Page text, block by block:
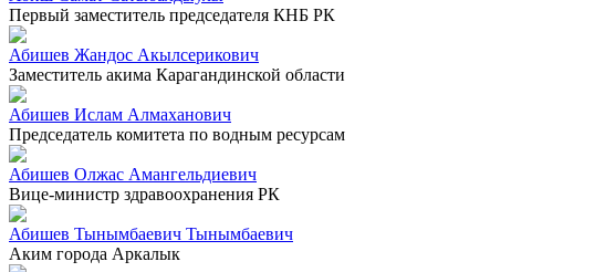
Первый заместитель председателя КНБ РК
Абишев Жандос Акылсерикович
Заместитель акима Карагандинской области
Абишев Ислам Алмаханович
Председатель комитета по водным ресурсам
Абишев Олжас Амангельдиевич
Вице-министр здравоохранения РК
Абишев Тынымбаевич Тынымбаевич
Аким города Аркалык